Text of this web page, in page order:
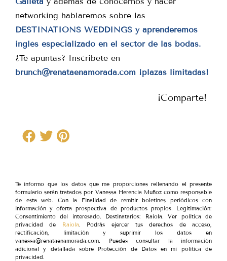
networking hablaremos sobre las
DESTINATIONS WEDDINGS y aprenderemos
inglés especializado en el sector de las bodas.
¿Te apuntas? Inscribete en
brunch@renataenamorada.com ¡plazas limitadas!
¡Comparte!
Te informo que los datos que me proporciones rellenando el presente
formulario serán tratados por Vanessa Herencia Muñoz como responsable
de esta web. Con la Finalidad de remitir boletines periódicos con
información y oferta prospectiva de productos propios. Legitimación:
Consentimiento del interesado. Destinatarios: Raiola. Ver política de
privacidad de Raiola . Podrás ejercer tus derechos de acceso,
rectificación, limitación y suprimir los datos en
vanessa@renataenamorada.com. Puedes consultar la información
adicional y detallada sobre Protección de Datos en mi política de
privacidad.